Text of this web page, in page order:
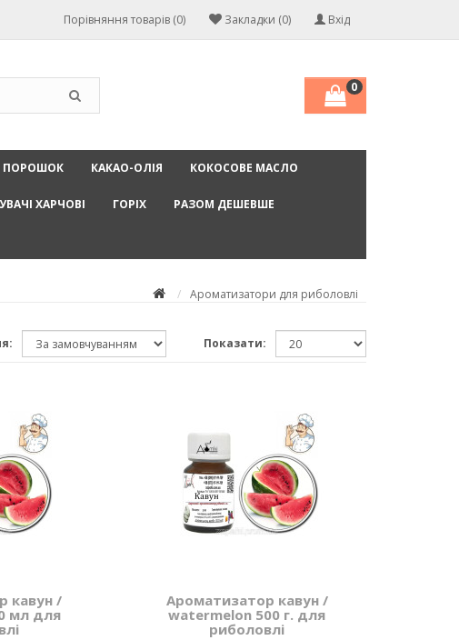
Вхід
Закладки (0)
Порівняння товарів (0)
0
ПОРОШОК КАКАО-ОЛІЯ КОКОСОВЕ МАСЛО
ХАРЧОВІ ГОРІХ РАЗОМ ДЕШЕВШЕ
Ароматизатори для риболовлі
Показати:
кавун /
мл для
Ароматизатор кавун /
watermelon 500 г. для
риболовлі